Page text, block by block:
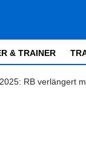
& TRAINER
RB verlängert